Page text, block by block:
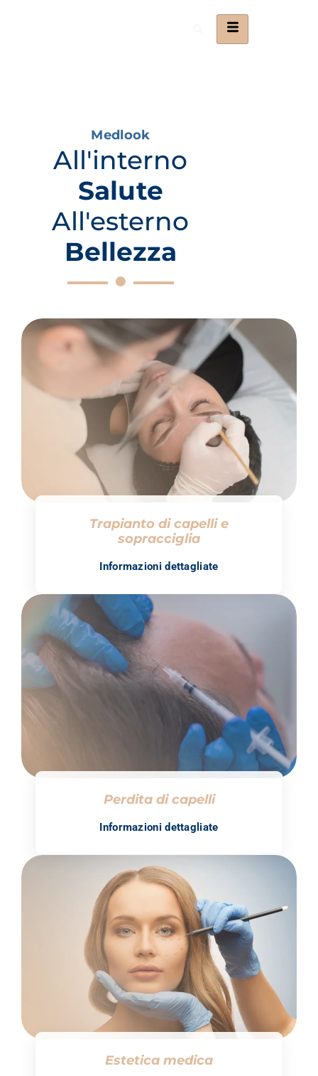
Medlook
All'interno
Salute
All'esterno
Bellezza
Trapianto di capelli e
sopracciglia
Informazioni dettagliate
Perdita di capelli
Informazioni dettagliate
Estetica medica